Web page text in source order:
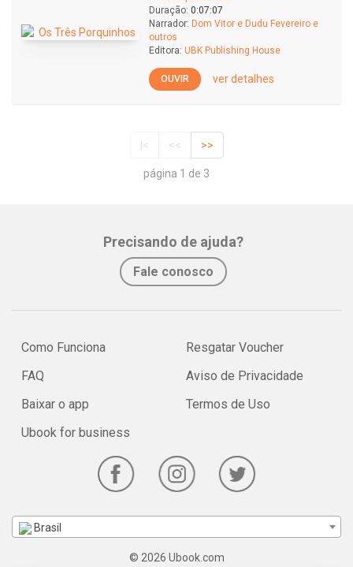
Duração: 0:07:07
Narrador: Dom Vitor e Dudu Fevereiro e
outros
Editora: UBK Publishing House
OUVIR ver detalhes
|< << >>
página 1 de 3
Precisando de ajuda?
Fale conosco
Como Funciona
FAQ
Baixar o app
Ubook for business
Resgatar Voucher
Aviso de Privacidade
Termos de Uso
Brasil
© 2026 Ubook.com